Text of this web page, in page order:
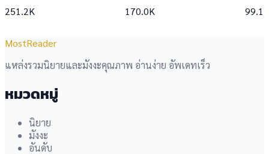
251.2K 170.0K 99.1K
MostReader
แหล่งรวมนิยายและมังงะคุณภาพ อ่านง่าย อัพเดทเร็ว
หมวดหมู่
นิยาย
มังงะ
อันดับ